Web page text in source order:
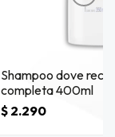
Shampoo dove
completa 400ml
$ 2.290